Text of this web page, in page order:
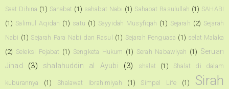
Saat Dihina (1) Sahabat (1) sahabat Nabi (1) Sahabat Rasulullah (1) SAHABI
(1) Salimul Aqidah (1) satu (1) Sayyidah Musyfiqah (1) Sejarah (2) Sejarah
Nabi (1) Sejarah Para Nabi dan Rasul (1) Sejarah Penguasa (1) selat Malaka
(2) Seleksi Pejabat (1) Sengketa Hukum (1) Serah Nabawiyah (1) Seruan
Jihad
(3) shalahuddin al Ayubi (3) shalat (1) Shalat di dalam
kuburannya (1) Shalawat Ibrahimiyah (1) Simpel Life (1)
Sirah